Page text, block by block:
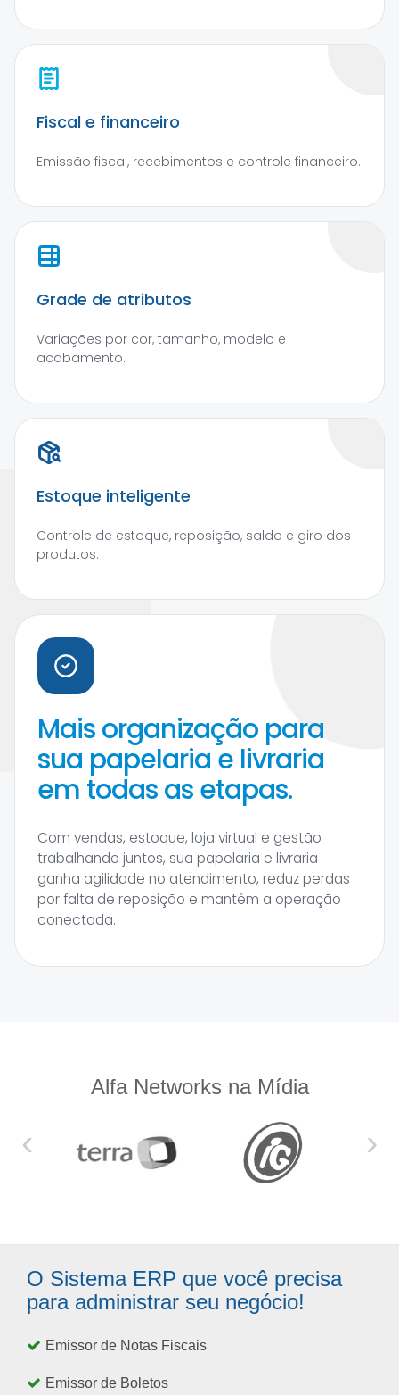
Fiscal e financeiro
Emissão fiscal, recebimentos e controle financeiro.
Grade de atributos
Variações por cor, tamanho, modelo e
acabamento.
Estoque inteligente
Controle de estoque, reposição, saldo e giro dos
produtos.
Mais organização para
sua papelaria e livraria
em todas as etapas.
Com vendas, estoque, loja virtual e gestão
trabalhando juntos, sua papelaria e livraria
ganha agilidade no atendimento, reduz perdas
por falta de reposição e mantém a operação
conectada.
Alfa Networks na Mídia
‹ ›
O Sistema ERP que você precisa
para administrar seu negócio!
Emissor de Notas Fiscais
Emissor de Boletos